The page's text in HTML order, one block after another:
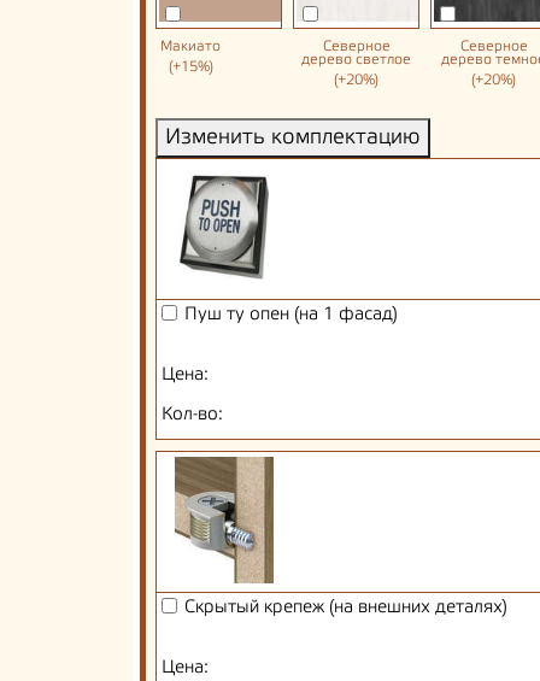
Макиато
(+15%)
Северное
дерево светлое
(+20%)
Северное
дерево
(+20%)
Изменить комплектацию
Пуш ту опен (на 1 фасад)
Цена:
Кол-во:
Скрытый крепеж (на внешних деталях)
Цена: